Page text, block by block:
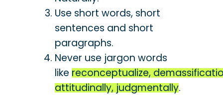
Use short words, short
sentences and short
paragraphs.
Never use jargon words
likereconceptualize,
attitudinally, judgmentally.